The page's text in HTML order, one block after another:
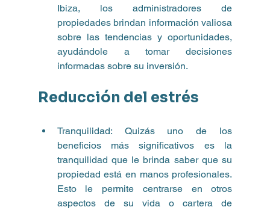
Ibiza, los administradores de
propiedades brindan información valiosa
sobre las tendencias y oportunidades,
ayudándole a tomar decisiones
informadas sobre su inversión.
Reducción del estrés
Tranquilidad: Quizás uno de los
beneficios más significativos es la
tranquilidad que le brinda saber que su
propiedad está en manos profesionales.
Esto le permite centrarse en otros
aspectos de su vida o cartera de